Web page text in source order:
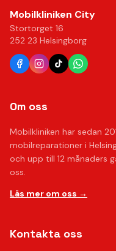
Mobilkliniken City
Stortorget 16
252 23 Helsingborg
Om oss
Mobilkliniken har sedan
mobilreparationer i
och upp till 12 månaders
oss.
Läs mer om oss →
Kontakta oss